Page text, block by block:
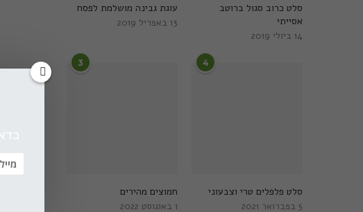
עוגת גבינה מושלמת לפסח
13 באפריל 2019
סלט כרוב סגול ברוטב
אסייתי
14 ביולי 2019
3
חמוצים מהירים
1 באוגוסט 2022
4
סלט פלפלים טרי וצבעוני
5 בפברואר 2021